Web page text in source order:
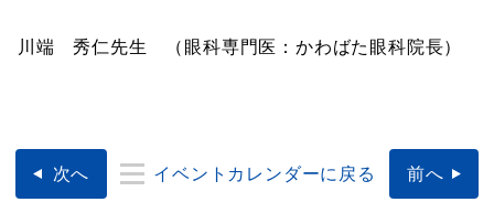
川端 秀仁先生 （眼科専門医：かわばた眼科院長）
次へ イベントカレンダーに戻る 前へ